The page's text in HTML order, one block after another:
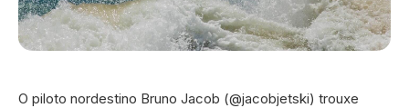
O piloto nordestino Bruno Jacob (@jacobjetski) trouxe